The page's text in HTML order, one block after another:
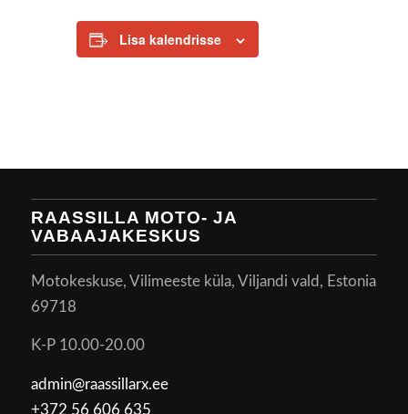
Lisa kalendrisse
RAASSILLA MOTO- JA
VABAAJAKESKUS
Motokeskuse, Vilimeeste küla, Viljandi vald, Estonia
69718
K-P 10.00-20.00
admin@raassillarx.ee
+372 56 606 635